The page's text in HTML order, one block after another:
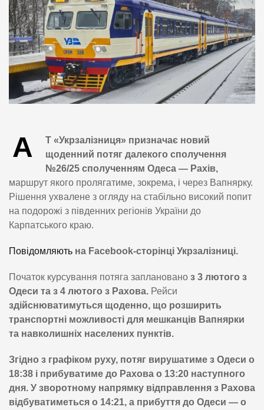
А
Т «Укрзалізниця» призначає новий
щоденний потяг далекого сполучення
№26/25 сполученням Одеса — Рахів,
маршрут якого пролягатиме, зокрема, і через Вапнярку.
Рішення ухвалене з огляду на стабільно високий попит
на подорожі з південних регіонів України до
Карпатського краю.
Повідомляють на Facebook-сторінці Укрзалізниці.
Початок курсування потяга заплановано з 3 лютого з
Одеси та з 4 лютого з Рахова. Рейси
здійснюватимуться щоденно, що розширить
транспортні можливості для мешканців Вапнярки
та навколишніх населених пунктів.
Згідно з графіком руху, потяг вирушатиме з Одеси о
18:38 і прибуватиме до Рахова о 13:20 наступного
дня. У зворотному напрямку відправлення з Рахова
відбуватиметься о 14:21, а прибуття до Одеси — о